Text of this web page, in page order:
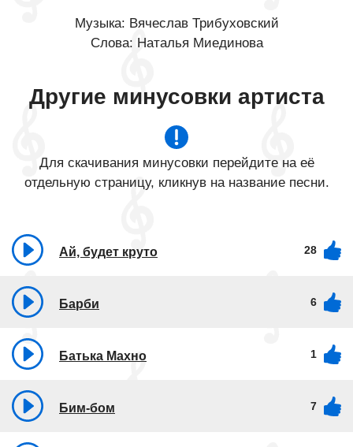
Музыка: Вячеслав Трибуховский
Слова: Наталья Миединова
Другие минусовки артиста
Для скачивания минусовки перейдите на её
отдельную страницу, кликнув на название песни.
Ай, будет круто 28
Барби 6
Батька Махно 1
Бим-бом 7